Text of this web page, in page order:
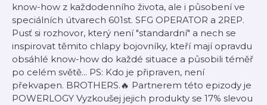
know-how z každodenního života, ale i působení ve
speciálních útvarech 601st. SFG OPERATOR a 2REP.
Pusť si rozhovor, který není "standardní" a nech se
inspirovat těmito chlapy bojovníky, kteří mají opravdu
obsáhlé know-how do každé situace a působili téměř
po celém světě... PS: Kdo je připraven, není
překvapen. BROTHERS.🔥 Partnerem této epizody je
POWERLOGY Vyzkoušej jejich produkty se 17% slevou